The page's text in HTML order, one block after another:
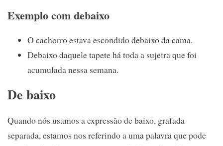
Exemplo com debaixo
O cachorro estava escondido debaixo da cama.
Debaixo daquele tapete há toda a sujeira que foi
acumulada nessa semana.
De baixo
Quando nós usamos a expressão de baixo, grafada
separada, estamos nos referindo a uma palavra que pode